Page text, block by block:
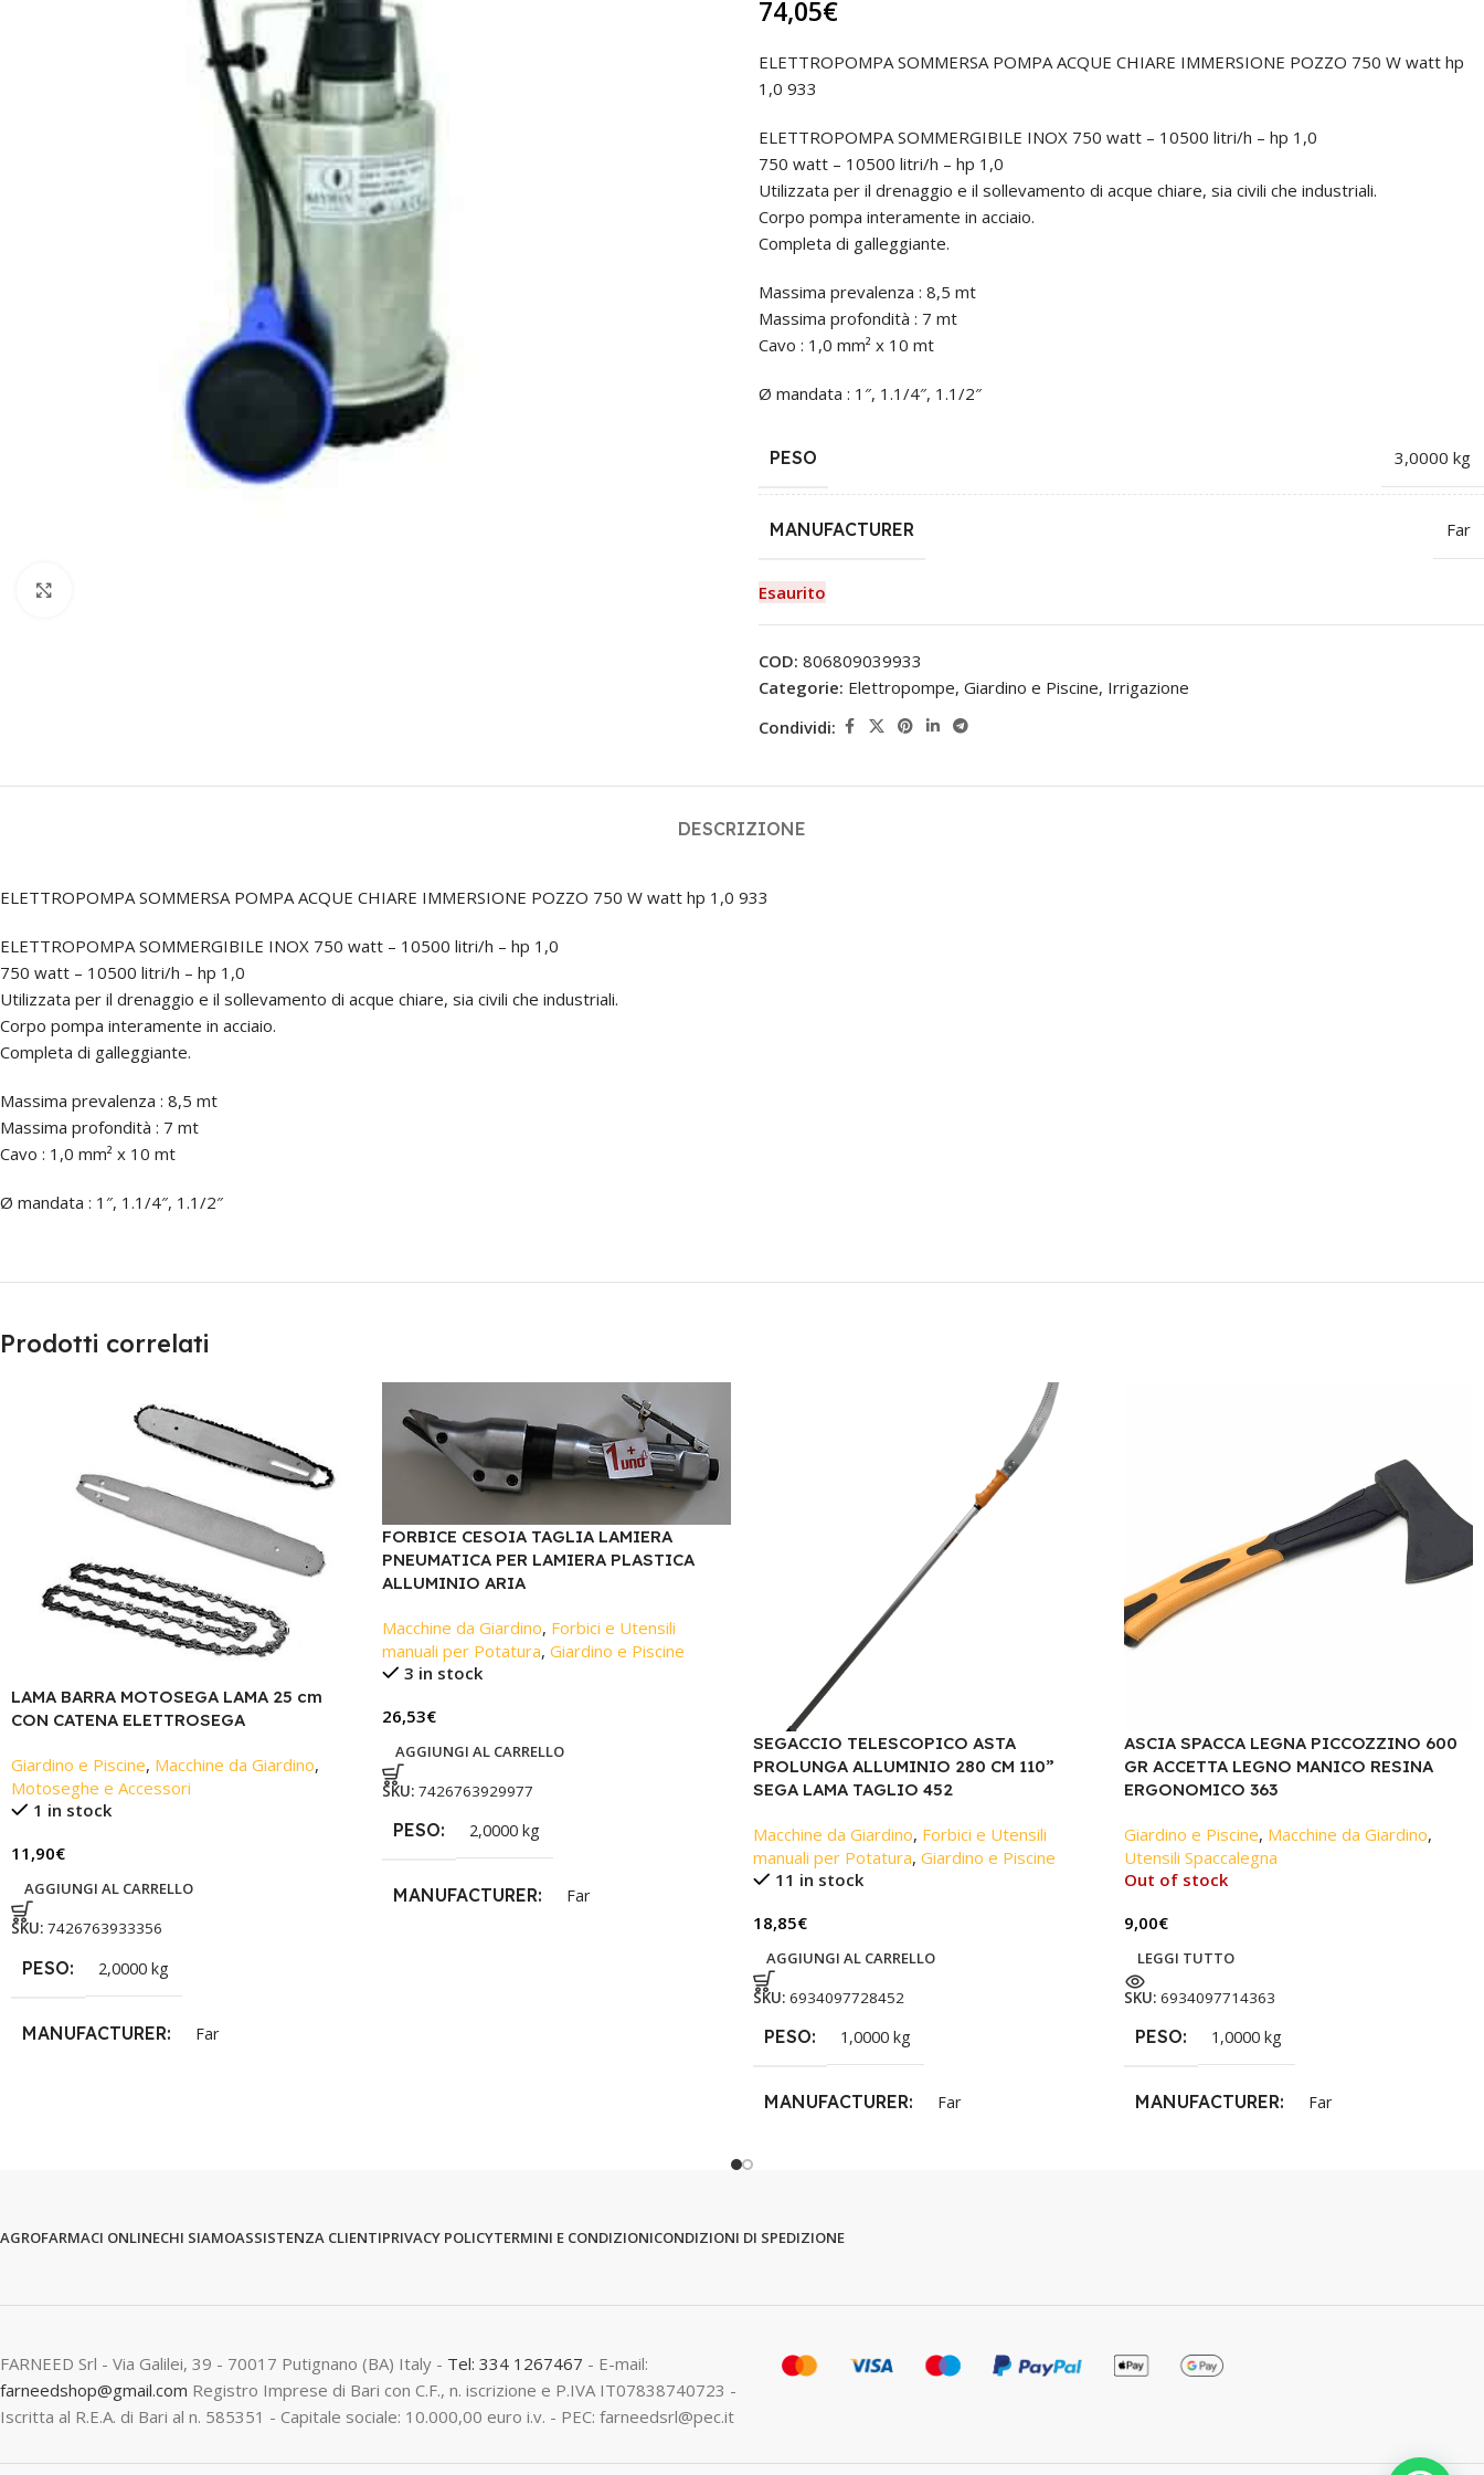
74,05€
ELETTROPOMPA SOMMERSA POMPA ACQUE CHIARE IMMERSIONE POZZO 750 W watt hp
1,0 933
ELETTROPOMPA SOMMERGIBILE INOX 750 watt – 10500 litri/h – hp 1,0
750 watt – 10500 litri/h – hp 1,0
Utilizzata per il drenaggio e il sollevamento di acque chiare, sia civili che industriali.
Corpo pompa interamente in acciaio.
Completa di galleggiante.
Massima prevalenza : 8,5 mt
Massima profondità : 7 mt
Cavo : 1,0 mm² x 10 mt
Ø mandata : 1″, 1.1/4″, 1.1/2″
PESO 3,0000 kg
MANUFACTURER Far
Esaurito
COD: 806809039933
Categorie: Elettropompe, Giardino e Piscine, Irrigazione
Condividi:
DESCRIZIONE
ELETTROPOMPA SOMMERSA POMPA ACQUE CHIARE IMMERSIONE POZZO 750 W watt hp 1,0 933
ELETTROPOMPA SOMMERGIBILE INOX 750 watt – 10500 litri/h – hp 1,0
750 watt – 10500 litri/h – hp 1,0
Utilizzata per il drenaggio e il sollevamento di acque chiare, sia civili che industriali.
Corpo pompa interamente in acciaio.
Completa di galleggiante.
Massima prevalenza : 8,5 mt
Massima profondità : 7 mt
Cavo : 1,0 mm² x 10 mt
Ø mandata : 1″, 1.1/4″, 1.1/2″
Prodotti correlati
LAMA BARRA MOTOSEGA LAMA 25 cm
CON CATENA ELETTROSEGA
Giardino e Piscine, Macchine da Giardino,
Motoseghe e Accessori
1 in stock
11,90€
AGGIUNGI AL CARRELLO
SKU: 7426763933356
PESO 2,0000 kg
MANUFACTURER Far
FORBICE CESOIA TAGLIA LAMIERA
PNEUMATICA PER LAMIERA PLASTICA
ALLUMINIO ARIA
Macchine da Giardino, Forbici e Utensili
manuali per Potatura, Giardino e Piscine
3 in stock
26,53€
AGGIUNGI AL CARRELLO
SKU: 7426763929977
PESO 2,0000 kg
MANUFACTURER Far
SEGACCIO TELESCOPICO ASTA
PROLUNGA ALLUMINIO 280 CM 110”
SEGA LAMA TAGLIO 452
Macchine da Giardino, Forbici e Utensili
manuali per Potatura, Giardino e Piscine
11 in stock
18,85€
AGGIUNGI AL CARRELLO
SKU: 6934097728452
PESO 1,0000 kg
MANUFACTURER Far
ASCIA SPACCA LEGNA PICCOZZINO 600
GR ACCETTA LEGNO MANICO RESINA
ERGONOMICO 363
Giardino e Piscine, Macchine da Giardino,
Utensili Spaccalegna
Out of stock
9,00€
LEGGI TUTTO
SKU: 6934097714363
PESO 1,0000 kg
MANUFACTURER Far
AGROFARMACI ONLINECHI SIAMOASSISTENZA CLIENTIPRIVACY POLICYTERMINI E CONDIZIONICONDIZIONI DI SPEDIZIONE
FARNEED Srl - Via Galilei, 39 - 70017 Putignano (BA) Italy - Tel: 334 1267467 - E-mail:
farneedshop@gmail.com Registro Imprese di Bari con C.F., n. iscrizione e P.IVA IT07838740723 -
Iscritta al R.E.A. di Bari al n. 585351 - Capitale sociale: 10.000,00 euro i.v. - PEC: farneedsrl@pec.it